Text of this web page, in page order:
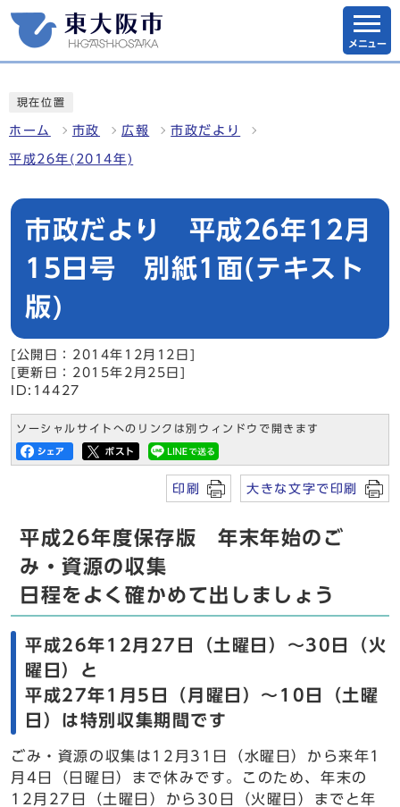
メニュー
現在位置
ホーム 市政 広報 市政だより
平成26年(2014年)
市政だより 平成26年12月
15日号 別紙1面(テキスト
版)
[公開日：2014年12月12日]
[更新日：2015年2月25日]
ID:14427
ソーシャルサイトへのリンクは別ウィンドウで開きます
印刷 大きな文字で印刷
平成26年度保存版 年末年始のご
み・資源の収集
日程をよく確かめて出しましょう
平成26年12月27日（土曜日）～30日（火
曜日）と
平成27年1月5日（月曜日）～10日（土曜
日）は特別収集期間です
ごみ・資源の収集は12月31日（水曜日）から来年1
月4日（日曜日）まで休みです。このため、年末の
12月27日（土曜日）から30日（火曜日）までと年